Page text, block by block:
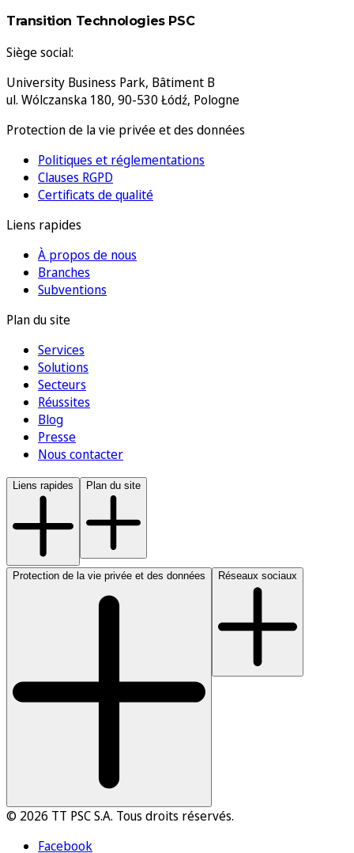
Transition Technologies PSC
Siège social:
University Business Park, Bâtiment B
ul. Wólczanska 180, 90-530 Łódź, Pologne
Protection de la vie privée et des données
Politiques et réglementations
Clauses RGPD
Certificats de qualité
Liens rapides
À propos de nous
Branches
Subventions
Plan du site
Services
Solutions
Secteurs
Réussites
Blog
Presse
Nous contacter
Liens rapides Plan du site
Protection de la vie privée et des données Réseaux sociaux
© 2026 TT PSC S.A. Tous droits réservés.
Facebook